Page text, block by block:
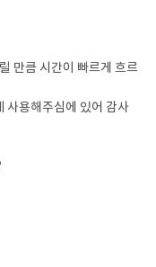
만큼 시간이 빠르게 흐르
용해주심에 있어 감사